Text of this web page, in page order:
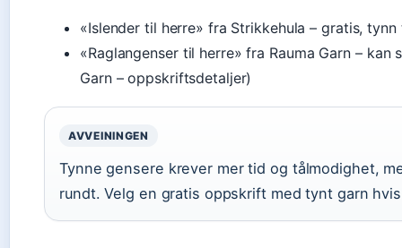
«Islender til herre» fra Strikkehula – gratis,
«Raglangenser til herre» fra Rauma Garn –
Garn – oppskriftsdetaljer)
AVVEININGEN
Tynne gensere krever mer tid og tålmodighet,
rundt. Velg en gratis oppskrift med tynt garn